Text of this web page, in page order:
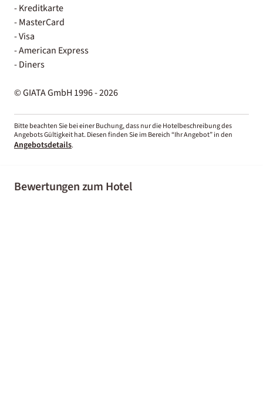
- Kreditkarte
- MasterCard
- Visa
- American Express
- Diners
© GIATA GmbH 1996 - 2026
Bitte beachten Sie bei einer Buchung, dass nur die Hotelbeschreibung des
Angebots Gültigkeit hat. Diesen finden Sie im Bereich “Ihr Angebot” in den
Angebotsdetails.
Bewertungen zum Hotel